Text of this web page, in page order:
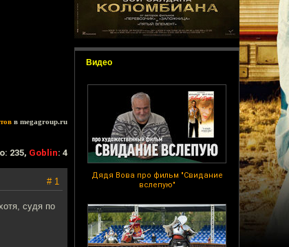
Видео
Дядя Вова про фильм "Свидание
вслепую"
в megagroup.ru
235, Goblin: 4
# 1
судя по